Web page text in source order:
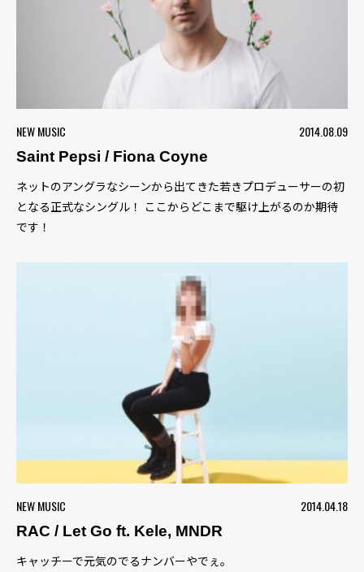
NEW MUSIC
2014.08.09
Saint Pepsi / Fiona Coyne
ネットのアングラなシーンから出てきた若きプロデューサーの初
となる正式なシングル！ ここからどこまで駆け上がるのか期待
です！
NEW MUSIC
2014.04.18
RAC / Let Go ft. Kele, MNDR
キャッチーで元気のでるナンバーやでぇ。